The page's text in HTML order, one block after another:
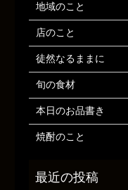
地域のこと
店のこと
徒然なるままに
旬の食材
本日のお品書き
焼酎のこと